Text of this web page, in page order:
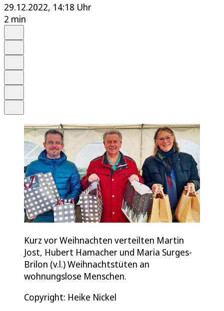
29.12.2022, 14:18 Uhr
2 min
Kurz vor Weihnachten verteilten Martin
Jost, Hubert Hamacher und Maria Surges-
Brilon (v.l.) Weihnachtstüten an
wohnungslose Menschen.
Copyright: Heike Nickel